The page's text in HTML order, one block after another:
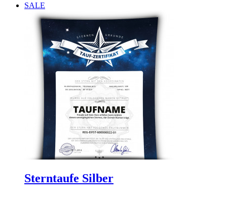
SALE
Sterntaufe Silber